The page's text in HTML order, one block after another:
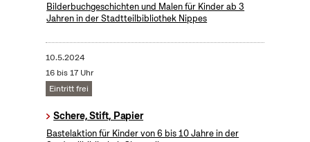
Bilderbuchgeschichten und Malen für Kinder ab 3
Jahren in der Stadtteilbibliothek Nippes
10.5.2024
16 bis 17 Uhr
Eintritt frei
Schere, Stift, Papier
Bastelaktion für Kinder von 6 bis 10 Jahre in der